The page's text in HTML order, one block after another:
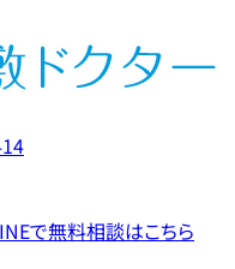
で無料相談はこちら